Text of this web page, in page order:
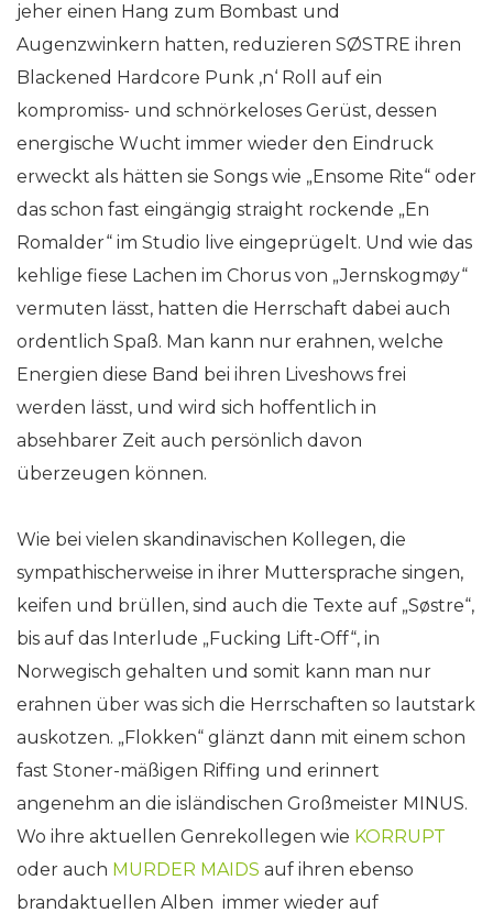
jeher einen Hang zum Bombast und
Augenzwinkern hatten, reduzieren SØSTRE ihren
Blackened Hardcore Punk ‚n‘ Roll auf ein
kompromiss- und schnörkeloses Gerüst, dessen
energische Wucht immer wieder den Eindruck
erweckt als hätten sie Songs wie „Ensome Rite“ oder
das schon fast eingängig straight rockende „En
Romalder“ im Studio live eingeprügelt. Und wie das
kehlige fiese Lachen im Chorus von „Jernskogmøy“
vermuten lässt, hatten die Herrschaft dabei auch
ordentlich Spaß. Man kann nur erahnen, welche
Energien diese Band bei ihren Liveshows frei
werden lässt, und wird sich hoffentlich in
absehbarer Zeit auch persönlich davon
überzeugen können.
Wie bei vielen skandinavischen Kollegen, die
sympathischerweise in ihrer Muttersprache singen,
keifen und brüllen, sind auch die Texte auf „Søstre“,
bis auf das Interlude „Fucking Lift-Off“, in
Norwegisch gehalten und somit kann man nur
erahnen über was sich die Herrschaften so lautstark
auskotzen. „Flokken“ glänzt dann mit einem schon
fast Stoner-mäßigen Riffing und erinnert
angenehm an die isländischen Großmeister MINUS.
Wo ihre aktuellen Genrekollegen wie KORRUPT
oder auch MURDER MAIDS auf ihren ebenso
brandaktuellen Alben immer wieder auf